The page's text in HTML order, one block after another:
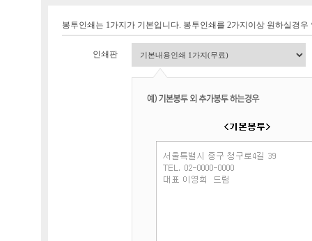
봉투인쇄는 1가지가 기본입니다. 봉투인쇄를 2가지이상 원하실경
인쇄판